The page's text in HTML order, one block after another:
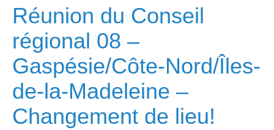
Réunion du Conseil
régional 08 –
Gaspésie/Côte-Nord/Îles-
de-la-Madeleine –
Changement de lieu!